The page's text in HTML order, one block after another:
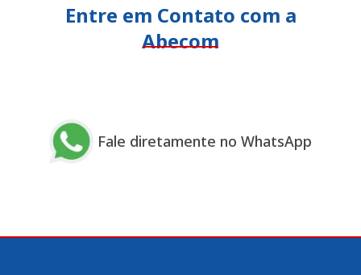
Entre em Contato com a
Abecom
Fale diretamente no WhatsApp